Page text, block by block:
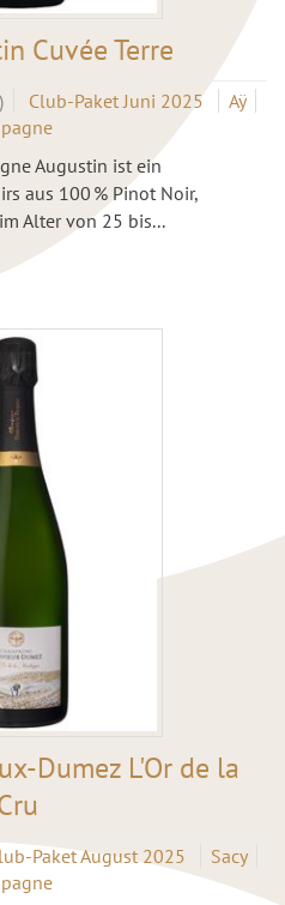
Cuvée Terre
Club-Paket Juni 2025
Aÿ
Augustin ist ein
aus 100 % Pinot Noir,
Alter von 25 bis...
Dumez L'Or de la
Paket August 2025
Sacy